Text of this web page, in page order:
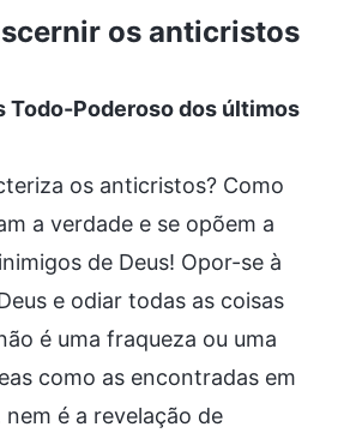
os anticristos
Todo-Poderoso dos últimos
os anticristos? Como
a verdade e se opõem a
de Deus! Opor-se à
e odiar todas as coisas
é uma fraqueza ou uma
como as encontradas em
é a revelação de